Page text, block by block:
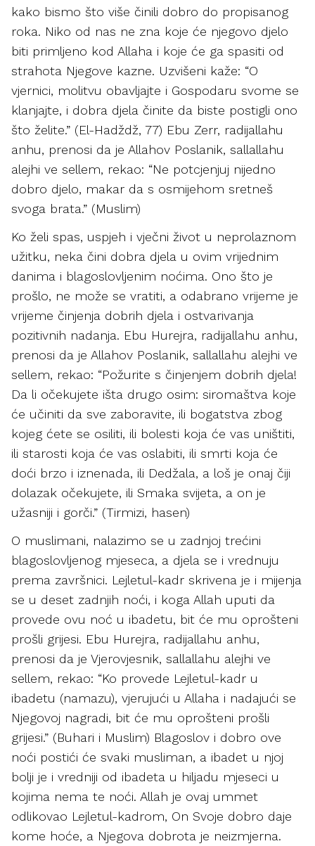
kako bismo što više činili dobro do propisanog
roka. Niko od nas ne zna koje će njegovo djelo
biti primljeno kod Allaha i koje će ga spasiti od
strahota Njegove kazne. Uzvišeni kaže: “O
vjernici, molitvu obavljajte i Gospodaru svome se
klanjajte, i dobra djela činite da biste postigli ono
što želite.” (El-Hadždž, 77) Ebu Zerr, radijallahu
anhu, prenosi da je Allahov Poslanik, sallallahu
alejhi ve sellem, rekao: “Ne potcjenjuj nijedno
dobro djelo, makar da s osmijehom sretneš
svoga brata.” (Muslim)
Ko želi spas, uspjeh i vječni život u neprolaznom
užitku, neka čini dobra djela u ovim vrijednim
danima i blagoslovljenim noćima. Ono što je
prošlo, ne može se vratiti, a odabrano vrijeme je
vrijeme činjenja dobrih djela i ostvarivanja
pozitivnih nadanja. Ebu Hurejra, radijallahu anhu,
prenosi da je Allahov Poslanik, sallallahu alejhi ve
sellem, rekao: “Požurite s činjenjem dobrih djela!
Da li očekujete išta drugo osim: siromaštva koje
će učiniti da sve zaboravite, ili bogatstva zbog
kojeg ćete se osiliti, ili bolesti koja će vas uništiti,
ili starosti koja će vas oslabiti, ili smrti koja će
doći brzo i iznenada, ili Dedžala, a loš je onaj čiji
dolazak očekujete, ili Smaka svijeta, a on je
užasniji i gorči.” (Tirmizi, hasen)
O muslimani, nalazimo se u zadnjoj trećini
blagoslovljenog mjeseca, a djela se i vrednuju
prema završnici. Lejletul-kadr skrivena je i mijenja
se u deset zadnjih noći, i koga Allah uputi da
provede ovu noć u ibadetu, bit će mu oprošteni
prošli grijesi. Ebu Hurejra, radijallahu anhu,
prenosi da je Vjerovjesnik, sallallahu alejhi ve
sellem, rekao: “Ko provede Lejletul-kadr u
ibadetu (namazu), vjerujući u Allaha i nadajući se
Njegovoj nagradi, bit će mu oprošteni prošli
grijesi.” (Buhari i Muslim) Blagoslov i dobro ove
noći postići će svaki musliman, a ibadet u njoj
bolji je i vredniji od ibadeta u hiljadu mjeseci u
kojima nema te noći. Allah je ovaj ummet
odlikovao Lejletul-kadrom, On Svoje dobro daje
kome hoće, a Njegova dobrota je neizmjerna.